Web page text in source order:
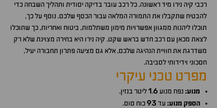
רכבי קיה נירו מיד ראשונה. כל רכב עובר בדיקה יסודית ותהליך השבחה כדי
להבטיח שתקבלו את התמורה המלאה עבור הכסף שלכם. נוסף על כך,
תוכלו ליהנות ממגוון אפשרויות מימון משתלמות, ביטוח ואחריות, כך שתוכלו
לצאת מכאן עם רכב חדש בראש שקט. קיה נירו היא בחירה מצוינת שלא רק
משדרגת את חוויית הנהיגה שלכם, אלא גם מציעה פתרון תחבורה יעיל,
חסכוני וידידותי לסביבה.
מפרט טכני עיקרי
מנוע: נפח מנוע 1.6
ליטר בנזין.
הספק מנוע: עד93כוח סוס.